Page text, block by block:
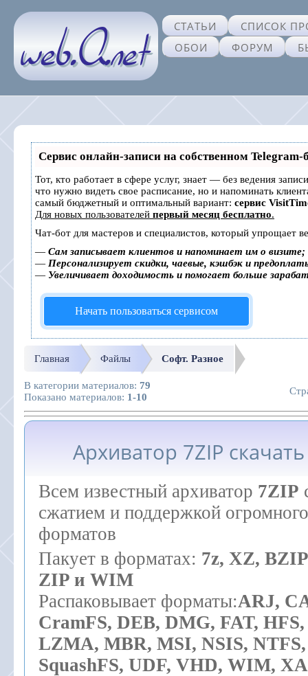
СТАТЬИ
СПИСОК
ОБОИ
ФОРУМ
Сервис онлайн-записи на собственном Telegram-
Тот, кто работает в сфере услуг, знает — без ведения
что нужно видеть свое расписание, но и напоминать
самый бюджетный и оптимальный вариант: сервис
Для новых пользователей первый месяц бесплатно.
Чат-бот для мастеров и специалистов, который упрощает
— Сам записывает клиентов и напоминает им о визите;
— Персонализирует скидки, чаевые, кэшбэк и
— Увеличивает доходимость и помогает больше
Начать пользоваться сервисом
Главная Файлы Софт. Разное
В категории материалов: 79
Показано материалов: 1-10
Архиватор 7ZIP
Всем известный архиватор 7ZIP
сжатием и поддержкой
форматов
Пакует в форматах: 7z, XZ,
ZIP и WIM
Распаковывает форматы:ARJ,
CramFS, DEB, DMG, FAT,
LZMA, MBR, MSI, NSIS,
SquashFS, UDF, VHD, WIM,